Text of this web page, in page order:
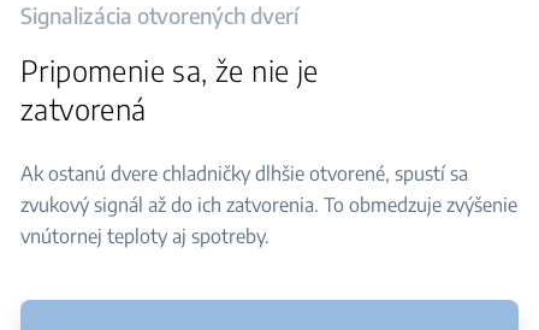
Signalizácia otvorených dverí
Pripomenie sa, že nie je
zatvorená
Ak ostanú dvere chladničky dlhšie otvorené, spustí sa
zvukový signál až do ich zatvorenia. To obmedzuje zvýšenie
vnútornej teploty aj spotreby.